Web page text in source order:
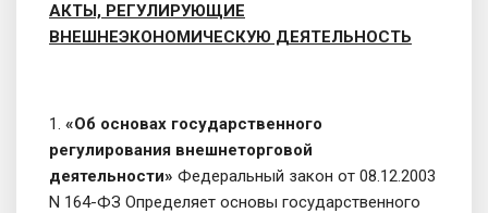
АКТЫ, РЕГУЛИРУЮЩИЕ
ВНЕШНЕЭКОНОМИЧЕСКУЮ ДЕЯТЕЛЬНОСТЬ
1. «Об основах государственного
регулирования внешнеторговой
деятельности» Федеральный закон от 08.12.2003
N 164-ФЗ Определяет основы государственного